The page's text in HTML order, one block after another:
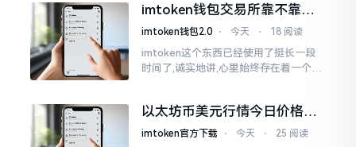
imtoken钱包交易所靠不靠
谱？老玩家说说心里话
imtoken钱包2.0 ⋅ 今天 ⋅ 18 阅读
imtoken这个东西已经使用了挺长一段
时间了,诚实地讲,心里始终存在着一个疙
这个事情
以太坊币美元行情今日价格走
势分析，散户如何避免追涨杀
imtoken官方下载 ⋅ 今天 ⋅ 25 阅读